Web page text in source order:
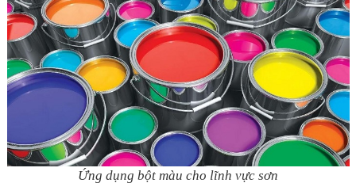
Ứng dụng bột màu cho lĩnh vực sơn